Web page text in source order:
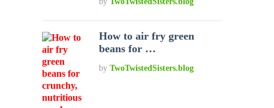
How to air fry green
beans for …
byTwoTwistedSisters.blog